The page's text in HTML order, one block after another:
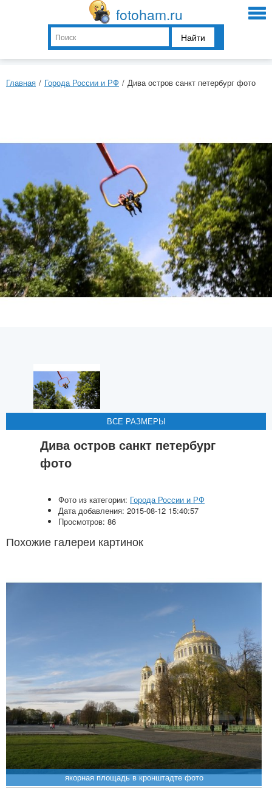
fotoham.ru
Найти
Главная / Города России и РФ / Дива остров санкт петербург фото
ВСЕ РАЗМЕРЫ
ВСЕ РАЗМЕРЫ
ВСЕ РАЗМЕРЫ
ВСЕ РАЗМЕРЫ
ВСЕ РАЗМЕРЫ
Дива остров санкт петербург
фото
Фото из категории: Города России и РФ
Дата добавления: 2015-08-12 15:40:57
Просмотров: 86
Похожие галереи картинок
якорная площадь в кронштадте фото